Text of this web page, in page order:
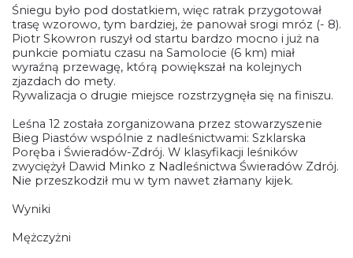
Śniegu było pod dostatkiem, więc ratrak przygotował
trasę wzorowo, tym bardziej, że panował srogi mróz (- 8).
Piotr Skowron ruszył od startu bardzo mocno i już na
punkcie pomiatu czasu na Samolocie (6 km) miał
wyraźną przewagę, którą powiększał na kolejnych
zjazdach do mety.
Rywalizacja o drugie miejsce rozstrzygnęła się na finiszu.
Leśna 12 została zorganizowana przez stowarzyszenie
Bieg Piastów wspólnie z nadleśnictwami: Szklarska
Poręba i Świeradów-Zdrój. W klasyfikacji leśników
zwyciężył Dawid Minko z Nadleśnictwa Świeradów Zdrój.
Nie przeszkodził mu w tym nawet złamany kijek.
Wyniki
Mężczyżni